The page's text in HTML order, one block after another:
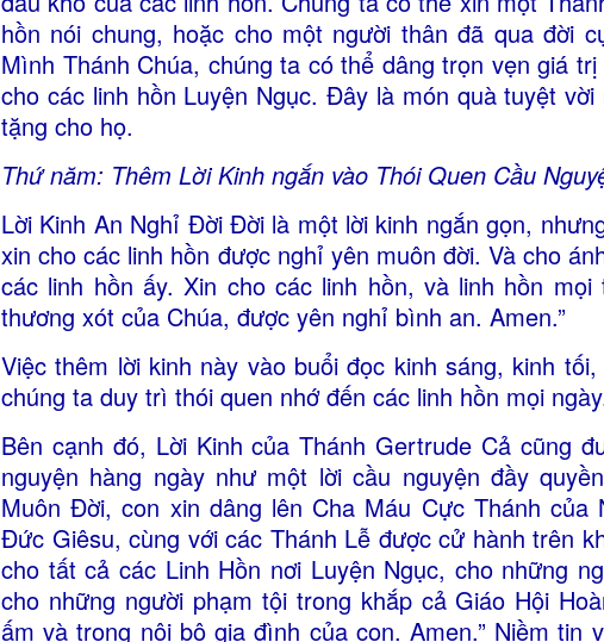
hồn nói chung, hoặc cho một người thân đã qua đời
Mình Thánh Chúa, chúng ta có thể dâng trọn vẹn giá
cho các linh hồn Luyện Ngục. Đây là món quà tuyệt
tặng cho họ.
Thứ năm: Thêm Lời Kinh ngắn vào Thói Quen Cầu
Lời Kinh An Nghỉ Đời Đời là một lời kinh ngắn gọn,
xin cho các linh hồn được nghỉ yên muôn đời. Và cho
các linh hồn ấy. Xin cho các linh hồn, và linh hồn
thương xót của Chúa, được yên nghỉ bình an. Amen.”
Việc thêm lời kinh này vào buổi đọc kinh sáng, kinh
chúng ta duy trì thói quen nhớ đến các linh hồn mọi
Bên cạnh đó, Lời Kinh của Thánh Gertrude Cả cũng
nguyện hàng ngày như một lời cầu nguyện đầy
Muôn Đời, con xin dâng lên Cha Máu Cực Thánh của
Đức Giêsu, cùng với các Thánh Lễ được cử hành trên
cho tất cả các Linh Hồn nơi Luyện Ngục, cho những
cho những người phạm tội trong khắp cả Giáo Hội
ấm và trong nội bộ gia đình của con. Amen.” Niềm tin